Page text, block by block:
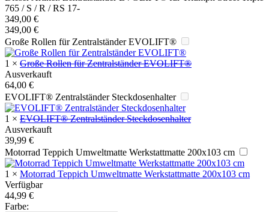
765 / S / R / RS 17-
349,00 €
349,00 €
Große Rollen für Zentralständer EVOLIFT®
1 × Große Rollen für Zentralständer EVOLIFT®
Ausverkauft
64,00 €
EVOLIFT® Zentralständer Steckdosenhalter
1 × EVOLIFT® Zentralständer Steckdosenhalter
Ausverkauft
39,99 €
Motorrad Teppich Umweltmatte Werkstattmatte 200x103 cm
1 × Motorrad Teppich Umweltmatte Werkstattmatte 200x103 cm
Verfügbar
44,99 €
Farbe: